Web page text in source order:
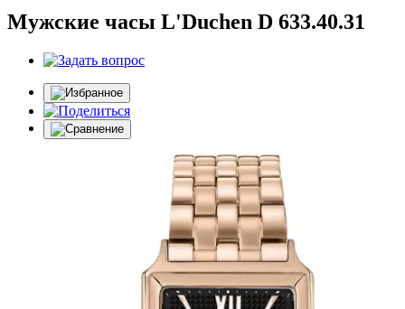
Мужские часы L'Duchen D 633.40.31